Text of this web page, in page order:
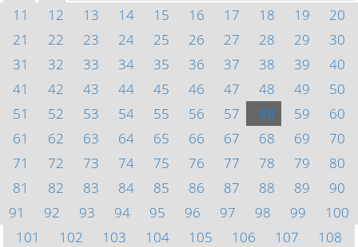
11
12 13 14 15 16 17 18 19
20
21
22 23 24 25 26 27 28 29
30
31
32 33 34 35 36 37 38 39
40
41
42 43 44 45 46 47 48 49
50
51
52 53 54 55 56 57 58 59
60
61
62 63 64 65 66 67 68 69
70
71
72 73 74 75 76 77 78 79
80
81
82 83 84 85 86 87 88 89
90
91
92 93 94 95 96 97 98 99
100
101
102 103 104 105 106 107
108